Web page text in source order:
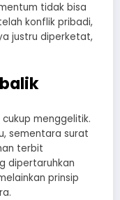
tidak bisa
konflik pribadi,
justru diperketat,
menggelitik.
sementara surat
terbit
dipertaruhkan
prinsip